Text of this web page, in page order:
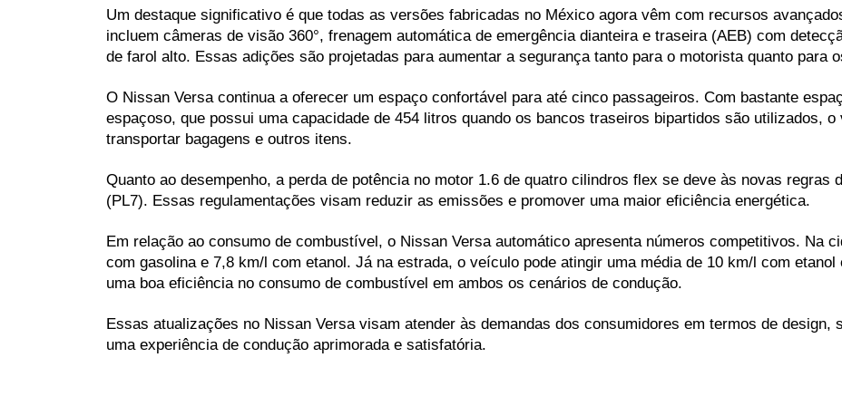
Um destaque significativo é que todas as versões fabricadas no México agora vêm com recursos
incluem câmeras de visão 360°, frenagem automática de emergência dianteira e traseira (AEB) com
de farol alto. Essas adições são projetadas para aumentar a segurança tanto para o motorista quanto para
O Nissan Versa continua a oferecer um espaço confortável para até cinco passageiros. Com bastante
espaçoso, que possui uma capacidade de 454 litros quando os bancos traseiros bipartidos são utilizados,
transportar bagagens e outros itens.
Quanto ao desempenho, a perda de potência no motor 1.6 de quatro cilindros flex se deve às novas regras
(PL7). Essas regulamentações visam reduzir as emissões e promover uma maior eficiência energética.
Em relação ao consumo de combustível, o Nissan Versa automático apresenta números competitivos. Na
com gasolina e 7,8 km/l com etanol. Já na estrada, o veículo pode atingir uma média de 10 km/l com
uma boa eficiência no consumo de combustível em ambos os cenários de condução.
Essas atualizações no Nissan Versa visam atender às demandas dos consumidores em termos de design,
uma experiência de condução aprimorada e satisfatória.